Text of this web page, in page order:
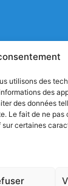
utilisons des
des
des données
Le fait de ne pas
certaines